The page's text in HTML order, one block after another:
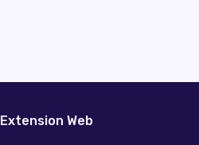
Extension Web